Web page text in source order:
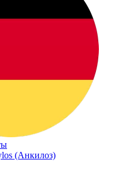
(Анкилоз)